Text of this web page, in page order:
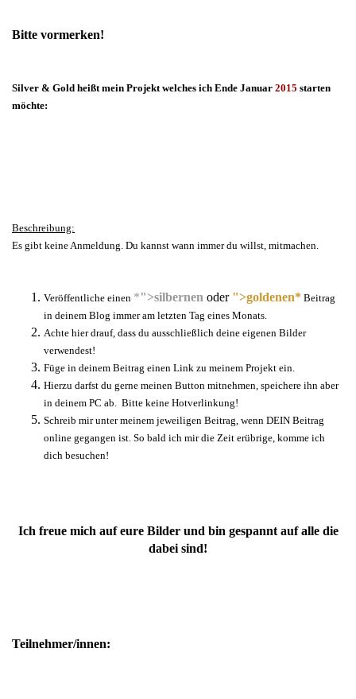
Bitte vormerken!
Silver & Gold heißt mein Projekt welches ich Ende Januar 2015 starten
möchte:
Beschreibung:
Es gibt keine Anmeldung. Du kannst wann immer du willst, mitmachen.
Veröffentliche einen *">silbernen oder ">goldenen* Beitrag
in deinem Blog immer am letzten Tag eines Monats.
Achte hier drauf, dass du ausschließlich deine eigenen Bilder
verwendest!
Füge in deinem Beitrag einen Link zu meinem Projekt ein.
Hierzu darfst du gerne meinen Button mitnehmen, speichere ihn aber
in deinem PC ab. Bitte keine Hotverlinkung!
Schreib mir unter meinem jeweiligen Beitrag, wenn DEIN Beitrag
online gegangen ist. So bald ich mir die Zeit erübrige, komme ich
dich besuchen!
Ich freue mich auf eure Bilder und bin gespannt auf alle die
dabei sind!
Teilnehmer/innen: